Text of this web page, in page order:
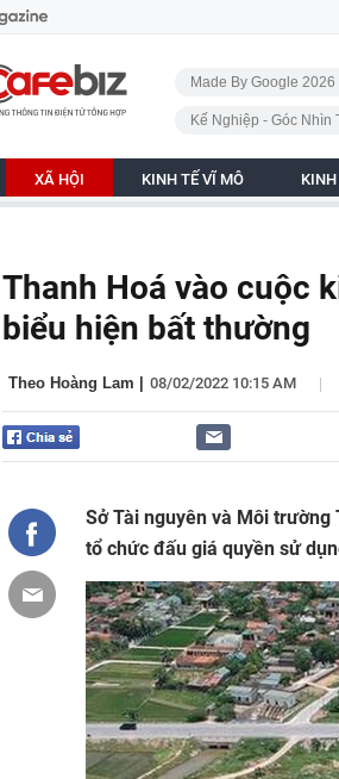
- Trang chủ
Made By Google 2026
Kế Nghiệp - Góc Nhìn
XÃ HỘI KINH TẾ VĨ MÔ
Thanh Hoá vào cuộc
biểu hiện bất thường
Theo Hoàng Lam 08/02/2022 10:15 AM |
Sở Tài nguyên và Môi
tổ chức đấu giá quyền sử